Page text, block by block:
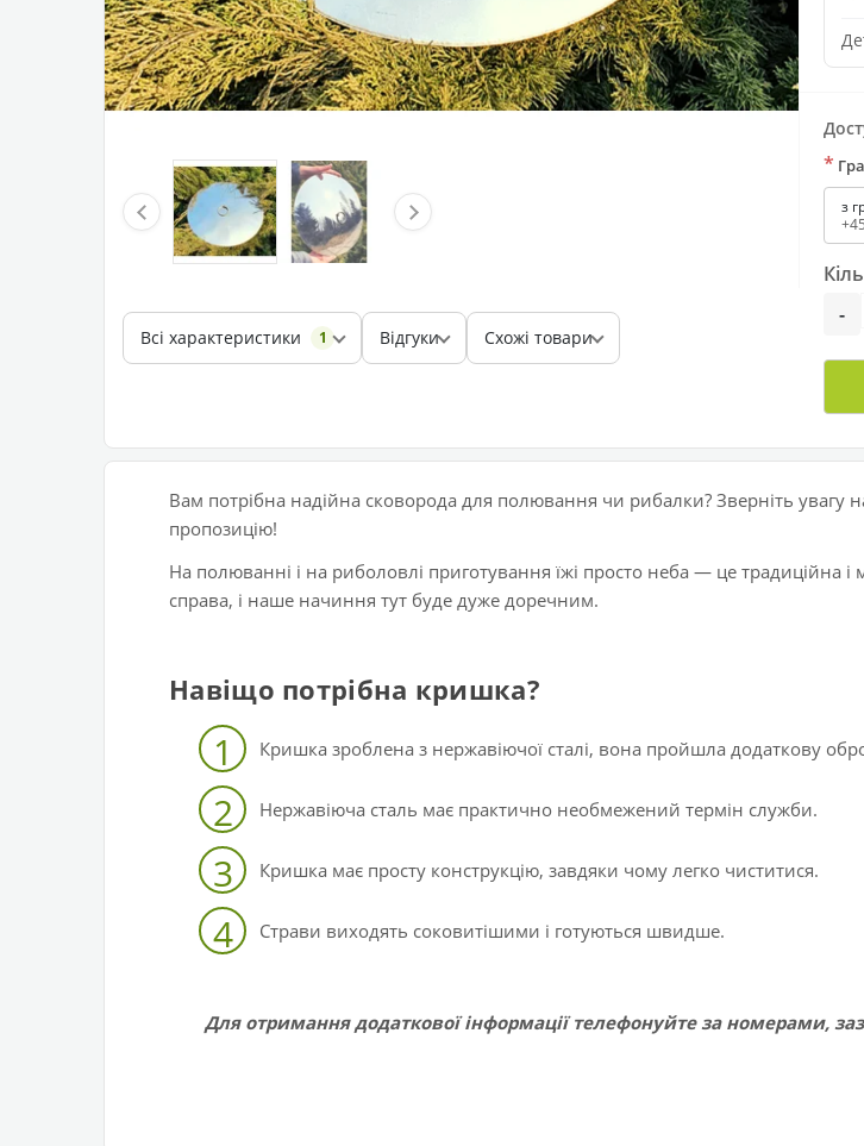
*
з
-
Всі характеристики 1 Відгуки Схожі товари
Вам потрібна надійна сковорода для полювання чи рибалки? Зверніть увагу
пропозицію!
На полюванні і на риболовлі приготування їжі просто неба — це традиційна і
справа, і наше начиння тут буде дуже доречним.
Навіщо потрібна кришка?
1 Кришка зроблена з нержавіючої сталі, вона пройшла додаткову
2 Нержавіюча сталь має практично необмежений термін служби.
3 Кришка має просту конструкцію, завдяки чому легко чиститися.
4 Страви виходять соковитішими і готуються швидше.
Для отримання додаткової інформації телефонуйте за номерами,